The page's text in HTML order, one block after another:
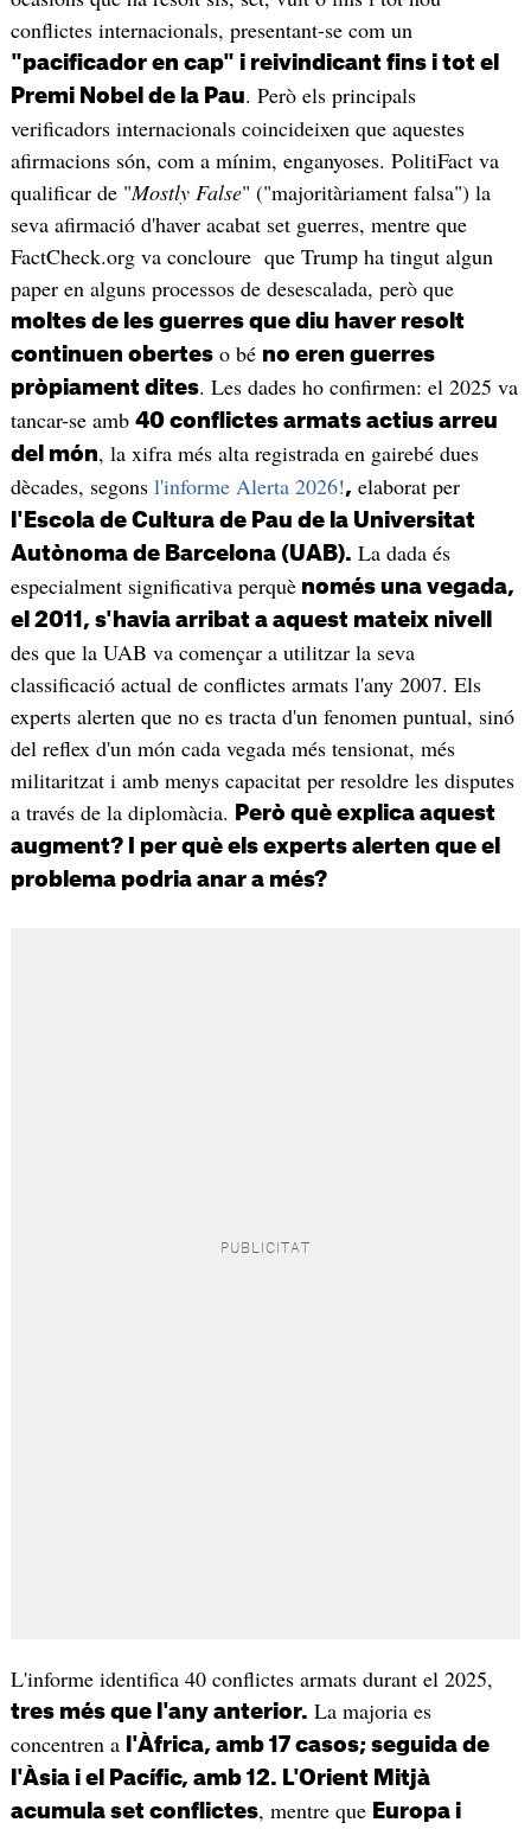
conflictes internacionals, presentant-se com un
"pacificador en cap" i reivindicant fins i tot el
Premi Nobel de la Pau. Però els principals
verificadors internacionals coincideixen que aquestes
afirmacions són, com a mínim, enganyoses. PolitiFact va
qualificar de "Mostly False" ("majoritàriament falsa") la
seva afirmació d'haver acabat set guerres, mentre que
FactCheck.org va concloure que Trump ha tingut algun
paper en alguns processos de desescalada, però que
moltes de les guerres que diu haver resolt
continuen oberteso bé no eren guerres
pròpiament dites. Les dades ho confirmen: el 2025 va
tancar-se amb 40 conflictes armats actius arreu
del món, la xifra més alta registrada en gairebé dues
dècades, segonsl'informe Alerta 2026!, elaborat per
l'Escola de Cultura de Pau de la Universitat
Autònoma de Barcelona (UAB). La dada és
especialment significativa perquènomés una vegada,
el 2011, s'havia arribat a aquest mateix nivell
des que la UAB va començar a utilitzar la seva
classificació actual de conflictes armats l'any 2007. Els
experts alerten que no es tracta d'un fenomen puntual, sinó
del reflex d'un món cada vegada més tensionat, més
militaritzat i amb menys capacitat per resoldre les disputes
a través de la diplomàcia.
Però què explica aquest
augment? I per què els experts alerten que el
problema podria anar a més?
L'informe identifica 40 conflictes armats durant el 2025,
tres més que l'any anterior. La majoria es
concentren a
l'Àfrica, amb 17 casos; seguida de
l'Àsia i el Pacífic, amb 12. L'Orient Mitjà
acumula set conflictes, mentre que Europa i